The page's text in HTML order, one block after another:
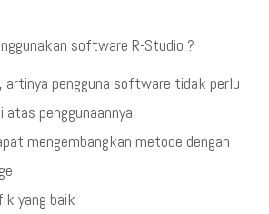
software R-Studio ?
artinya pengguna software tidak perlu
atas penggunaannya.
mengembangkan metode dengan
yang baik